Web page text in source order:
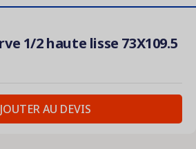
1/2 haute lisse 73X109.5
AU DEVIS